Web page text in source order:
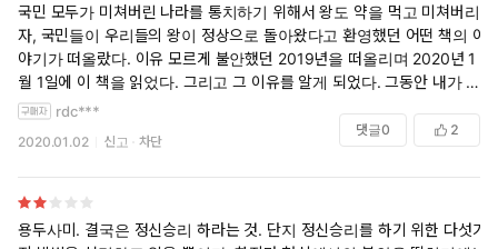
이런 불안을 해결하는 방법으로 그는 ‘세계라는 거대한 공간을 여행하는
것’을 제시했다. 실제 세계여행이 불가능하다면 예술작품을 통해 세계를
경험하는 것도 도움이 된다고 말한다. 그는 철학, 예술, 정치, 기독교, 보
헤미아라는 다섯가지 키워드로 불안을 해결하는 방법을 설명한다.
1. 철학의 측면에서
지적인 양심이 이성의 힘으로 외부에서 행해지는 평가를 올바르게 받아
들일 수 있게 도와준다.
국민 모두가 미쳐버린 나라를 통치하기 위해서 왕도 약을 먹고 미쳐버리
자, 국민들이 우리들의 왕이 정상으로 돌아왔다고 환영했던 어떤 책의 이
야기가 떠올랐다. 이유 모르게 불안했던 2019년을 떠올리며 2020년 1
월 1일에 이 책을 읽었다. 그리고 그 이유를 알게 되었다. 그동안 내가 지
난 수 년간 여러 타인들의 기준 속에서 .. 좋게 평가되고 인정받기 위해서
살아왔다는 사실들을 말이다. 수 많은 시간동안 고민했다. 내가 잘하고 있
는것이 맞나? 만약 내가 틀리다면? 타인은 어떻게 생각할까? 등등.. '보
통'의 이 책에서는 나의 이 짧은 수년간의 경험이 지난 수백년 이상 이어
졌던 인간들이 살아온 모습이었다는 것을 보여준다. 2+2를 5라고 말하는
사람들의 인정이 중요할까? 4라고 말하는 사람들의 인정이 중요할까? 어
떤 집단의 지위와 사랑과 관심을 갈구하는것이 맞을까?.. 막상 리뷰를 쓰
rdc***
2020.01.02 신고 차단
댓글0 2
용두사미. 결국은 정신승리 하라는 것. 단지 정신승리를 하기 위한 다섯가